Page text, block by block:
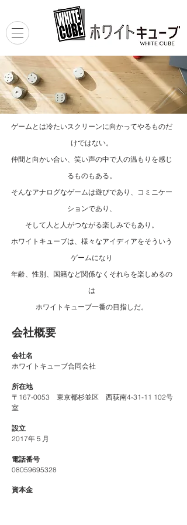
会社概要
会社名
ホワイトキューブ合同会社
所在地
〒167-0053 東京都杉並区 西荻南4-31-11 102号
室
設立
2017年５月
電話番号
​08059695328
資本金
ゲームとは冷たいスクリーンに向かってやるものだ
けではない。
仲間と向かい合い、笑い声の中で人の温もりを感じ
るものもある。
そんなアナログなゲームは遊びであり、コミニケー
ションであり、
そして人と人がつながる楽しみでもあり。
ホワイトキューブは、様々なアイディアをそういう
ゲームになり
年齢、性別、国籍など関係なくそれらを楽しめるの
は
ホワイトキューブ一番の目指しだ。